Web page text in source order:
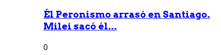
Él Peronismo arrasó en Santiago.
Milei sacó él...
0